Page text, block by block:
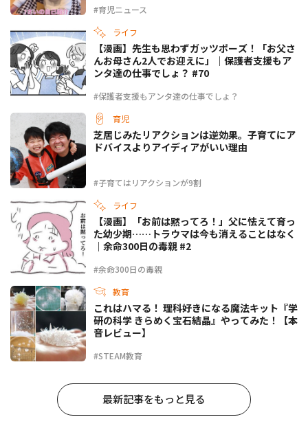
#育児ニュース
ライフ
#保護者支援もアンタ達の仕事でしょ？
【漫画】先生も思わずガッツポーズ！「お父さ
んお母さん2人でお迎えに」｜保護者支援もア
ンタ達の仕事でしょ？ #70
育児
#子育てはリアクションが9割
芝居じみたリアクションは逆効果。子育てにア
ドバイスよりアイディアがいい理由
ライフ
#余命300日の毒親
【漫画】「お前は黙ってろ！」父に怯えて育っ
た幼少期……トラウマは今も消えることはなく
｜余命300日の毒親 #2
教育
#STEAM教育
これはハマる！ 理科好きになる魔法キット『学
研の科学 きらめく宝石結晶』やってみた！【本
音レビュー】
最新記事をもっと見る